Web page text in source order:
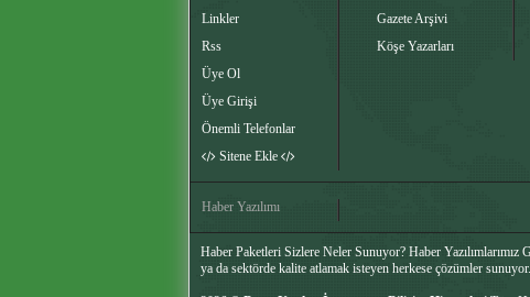
Linkler
Rss
Üye Ol
Üye Girişi
Önemli Telefonlar
Sitene Ekle
Gazete Arşivi
Köşe Yazarları
Haber Yazılımı
Haber Paketleri Sizlere Neler Sunuyor? Haber
ya da sektörde kalite atlamak isteyen herkese çözümler sunuyor.